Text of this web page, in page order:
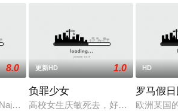
8.0
Nimri 饰）曾是风靡乐坛的传奇巨星
更新HD 1.0
负罪少女
高校女生庆敏死去，好友迎熙是最后
HD
罗马假
欧洲某国